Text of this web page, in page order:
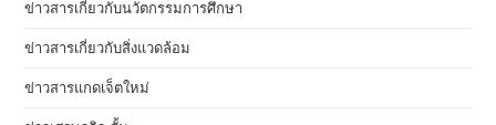
ข่าวสารเกี่ยวกับนวัตกรรมการศึกษา
ข่าวสารเกี่ยวกับสิ่งแวดล้อม
ข่าวสารแกดเจ็ตใหม่